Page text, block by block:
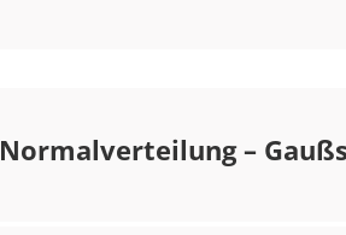
Normalverteilung –